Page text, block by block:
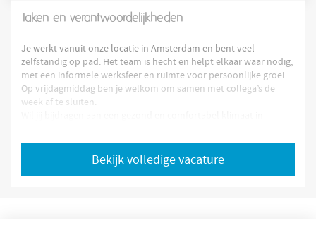
Taken en verantwoordelijkheden
Je werkt vanuit onze locatie in Amsterdam en bent veel
zelfstandig op pad. Het team is hecht en helpt elkaar waar nodig,
met een informele werksfeer en ruimte voor persoonlijke groei.
Op vrijdagmiddag ben je welkom om samen met collega’s de
week af te sluiten.
Koeling ben jij verantwoordelijk voor het onderhoud, de
reparatie en het oplossen van storingen aan
Bekijk volledige vacature